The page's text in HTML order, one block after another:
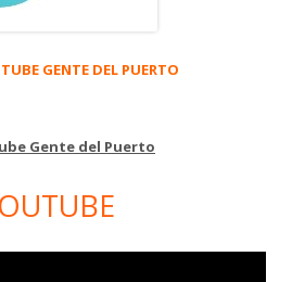
GENTE DEL PUERTO
Gente del Puerto